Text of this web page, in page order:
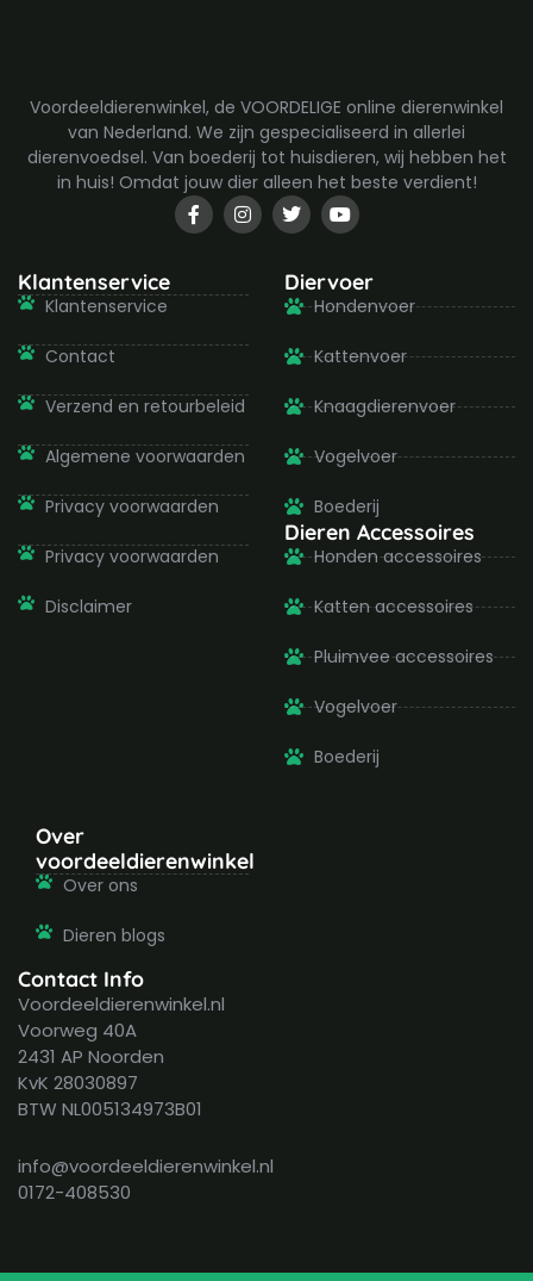
Voordeeldierenwinkel, de VOORDELIGE online dierenwinkel
van Nederland. We zijn gespecialiseerd in allerlei
dierenvoedsel. Van boederij tot huisdieren, wij hebben het
in huis! Omdat jouw dier alleen het beste verdient!
F
a
c
o
I
n
s
g
T
w
i
t
e
r
Y
o
u
u
b
e
Klantenservice
Klantenservice
Contact
Verzend en retourbeleid
Algemene voorwaarden
Privacy voorwaarden
Privacy voorwaarden
Disclaimer
Diervoer
Hondenvoer
Kattenvoer
Knaagdierenvoer
Vogelvoer
Boederij
Dieren Accessoires
Honden accessoires
Katten accessoires
Pluimvee accessoires
Vogelvoer
Boederij
Over
voordeeldierenwinkel
Over ons
Dieren blogs
Contact Info
Voordeeldierenwinkel.nl
Voorweg 40A
2431 AP Noorden
KvK 28030897
BTW NL005134973B01
info@voordeeldierenwinkel.nl
0172-408530